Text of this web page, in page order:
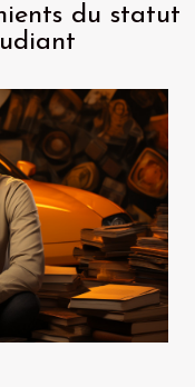
du statut